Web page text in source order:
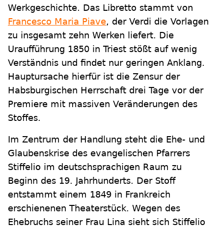
Werkgeschichte. Das Libretto stammt von
Francesco Maria Piave, der Verdi die Vorlagen
zu insgesamt zehn Werken liefert. Die
Uraufführung 1850 in Triest stößt auf wenig
Verständnis und findet nur geringen Anklang.
Hauptursache hierfür ist die Zensur der
Habsburgischen Herrschaft drei Tage vor der
Premiere mit massiven Veränderungen des
Stoffes.
Im Zentrum der Handlung steht die Ehe- und
Glaubenskrise des evangelischen Pfarrers
Stiffelio im deutschsprachigen Raum zu
Beginn des 19. Jahrhunderts. Der Stoff
entstammt einem 1849 in Frankreich
erschienenen Theaterstück. Wegen des
Ehebruchs seiner Frau Lina sieht sich Stiffelio